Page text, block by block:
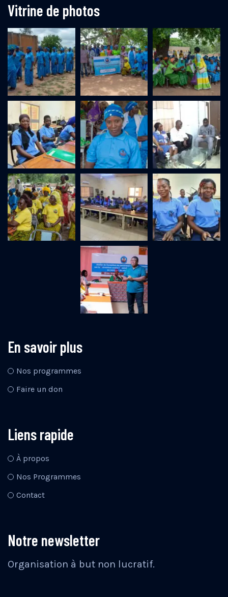
Vitrine de photos
En savoir plus
Nos programmes
Faire un don
Liens rapide
À propos
Nos Programmes
Contact
Notre newsletter
Organisation à but non lucratif.